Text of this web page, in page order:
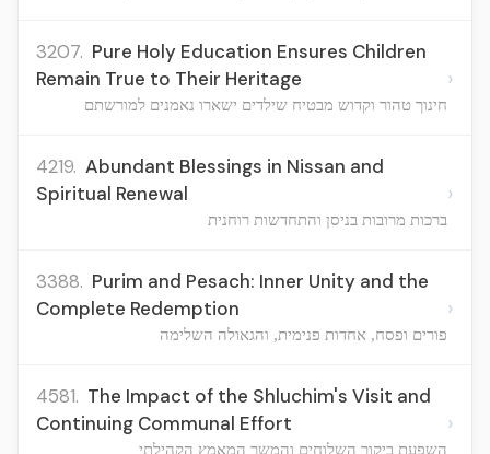
3207. Pure Holy Education Ensures Children
Remain True to Their Heritage
חינוך טהור וקדוש מבטיח שילדים ישארו נאמנים למורשתם
›
4219. Abundant Blessings in Nissan and
Spiritual Renewal
ברכות מרובות בניסן והתחדשות רוחנית
›
3388. Purim and Pesach: Inner Unity and the
Complete Redemption
פורים ופסח, אחדות פנימית, והגאולה השלימה
›
4581. The Impact of the Shluchim's Visit and
Continuing Communal Effort
השפעת ביקור השלוחים והמשך המאמץ הקהילתי
›